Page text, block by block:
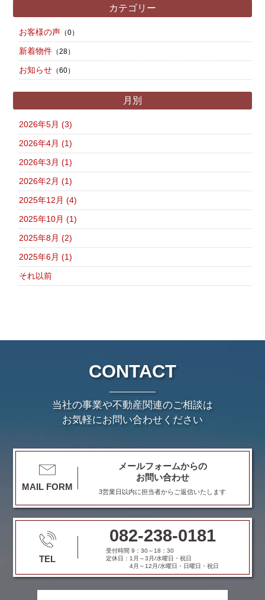
カテゴリー
お客様の声 （0）
新着物件 （28）
お知らせ （60）
月別
2026年5月 (3)
2026年4月 (1)
2026年3月 (1)
2026年2月 (1)
2025年12月 (4)
2025年10月 (1)
2025年8月 (2)
2025年6月 (1)
それ以前
CONTACT
当社の事業や不動産関連のご相談は
お気軽にお問い合わせください
MAIL FORM
メールフォームからの
お問い合わせ
3営業日以内に担当者からご返信いたします
TEL
082-238-0181
受付時間 9：30～18：30
定休日：1月～3月/水曜日・祝日
4月～12月/水曜日・日曜日・祝日